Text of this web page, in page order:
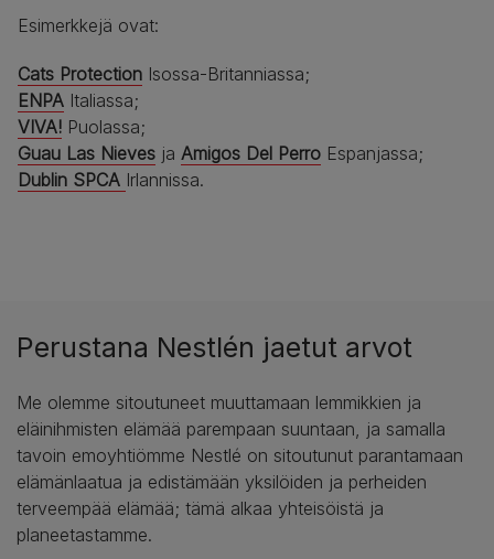
Esimerkkejä ovat:
Cats Protection Isossa-Britanniassa;
ENPA Italiassa;
VIVA! Puolassa;
Guau Las Nieves ja Amigos Del Perro Espanjassa;
Dublin SPCA Irlannissa.
Perustana Nestlén jaetut arvot
Me olemme sitoutuneet muuttamaan lemmikkien ja
eläinihmisten elämää parempaan suuntaan, ja samalla
tavoin emoyhtiömme Nestlé on sitoutunut parantamaan
elämänlaatua ja edistämään yksilöiden ja perheiden
terveempää elämää; tämä alkaa yhteisöistä ja
planeetastamme.